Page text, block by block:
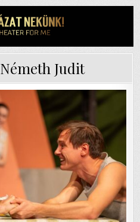
Németh Judit